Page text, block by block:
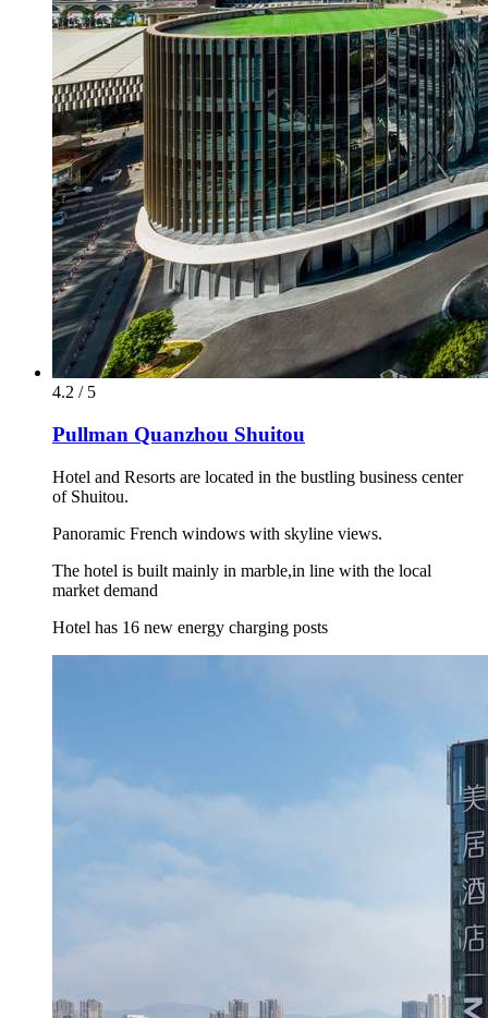
4.2 / 5
Pullman Quanzhou Shuitou
Hotel and Resorts are located in the bustling business center
of Shuitou.
Panoramic French windows with skyline views.
The hotel is built mainly in marble,in line with the local
market demand
Hotel has 16 new energy charging posts